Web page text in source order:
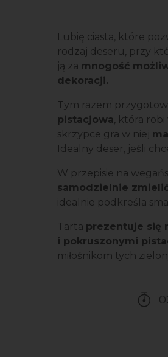
Lubię ciasta, które
rodzaj deseru, przy
ją za mnogość
dekoracji.
Tym razem
pistacjowa, która robi
skrzypce gra w niej
Idealny deser, jeśli
W przepisie na
samodzielnie
idealnie podkreśla
Tarta prezentuje się
i pokruszonymi
miłośnikom tych